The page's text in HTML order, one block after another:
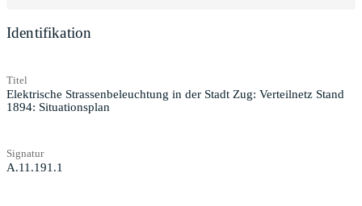
Identifikation
Titel
Elektrische Strassenbeleuchtung in der Stadt Zug: Verteilnetz Stand
1894: Situationsplan
Signatur
A.11.191.1